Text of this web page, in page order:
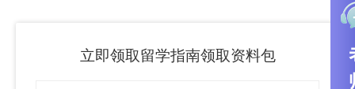
立即领取留学指南领取资料包